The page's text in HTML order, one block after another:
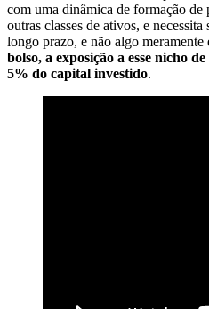
com uma dinâmica de formação de
outras classes de ativos, e
longo prazo, e não algo meramente
bolso, a exposição a esse nicho
5% do capital investido.